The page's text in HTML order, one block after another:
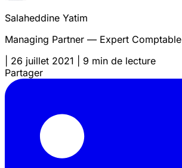
Salaheddine Yatim
Managing Partner — Expert Comptable
26 juillet 2021
9 min de lecture
Partager